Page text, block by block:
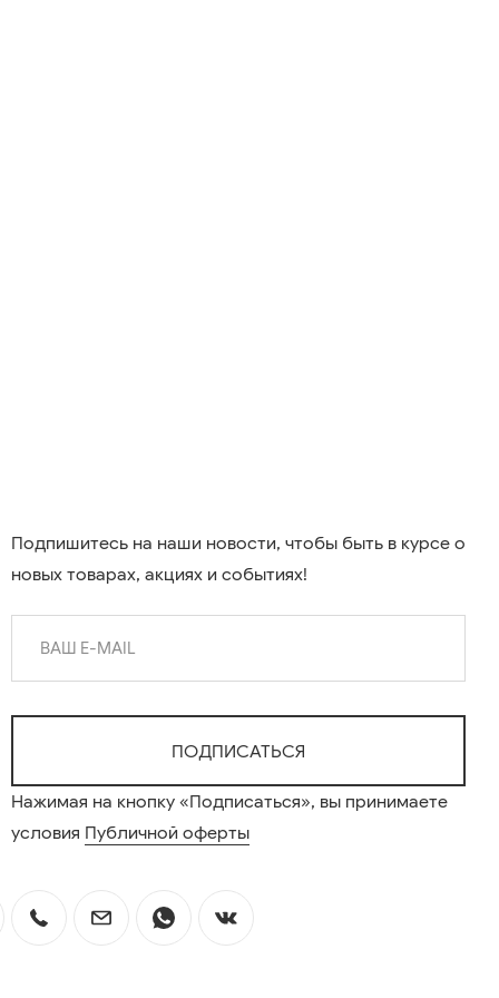
Подпишитесь на наши новости, чтобы быть в курсе о
новых товарах, акциях и событиях!
Нажимая на кнопку «Подписаться», вы принимаете
условия Публичной оферты